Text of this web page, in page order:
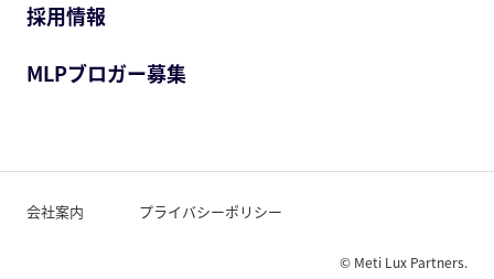
採用情報
MLPブロガー募集
会社案内 プライバシーポリシー
© Meti Lux Partners.